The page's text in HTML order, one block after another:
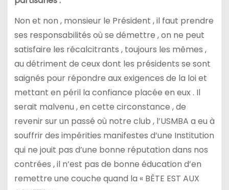
Non et non , monsieur le Président , il faut prendre
ses responsabilités où se démettre , on ne peut
satisfaire les récalcitrants , toujours les mêmes ,
au détriment de ceux dont les présidents se sont
saignés pour répondre aux exigences de la loi et
mettant en péril la confiance placée en eux . Il
serait malvenu , en cette circonstance , de
revenir sur un passé où notre club , l’USMBA a eu à
souffrir des impérities manifestes d’une Institution
qui ne jouit pas d’une bonne réputation dans nos
contrées , il n’est pas de bonne éducation d’en
remettre une couche quand la « BÊTE EST AUX